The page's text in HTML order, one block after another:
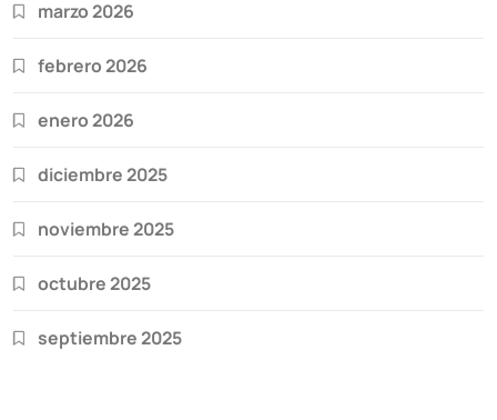
marzo 2026
febrero 2026
enero 2026
diciembre 2025
noviembre 2025
octubre 2025
septiembre 2025